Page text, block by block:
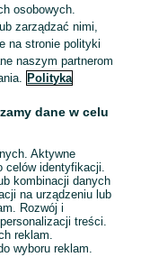
dostępne
osobowych.
zarządzać nimi,
na stronie polityki
naszym partnerom
Polityka
dane w celu
Aktywne
celów identyfikacji.
kombinacji danych
na urządzeniu lub
Rozwój i
treści.
reklam.
wyboru reklam.